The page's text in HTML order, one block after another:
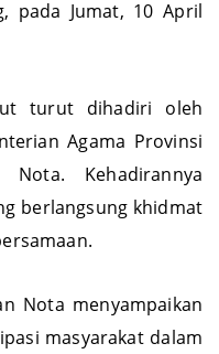
pada Jumat, 10 April
turut dihadiri oleh
Agama Provinsi
Kehadirannya
berlangsung khidmat
Nota menyampaikan